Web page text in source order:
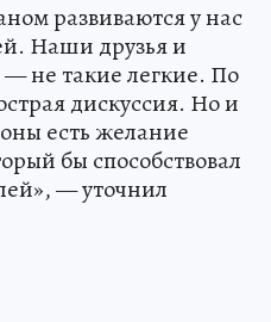
развиваются у нас
Наши друзья и
не такие легкие. По
дискуссия. Но и
есть желание
бы способствовал
— уточнил